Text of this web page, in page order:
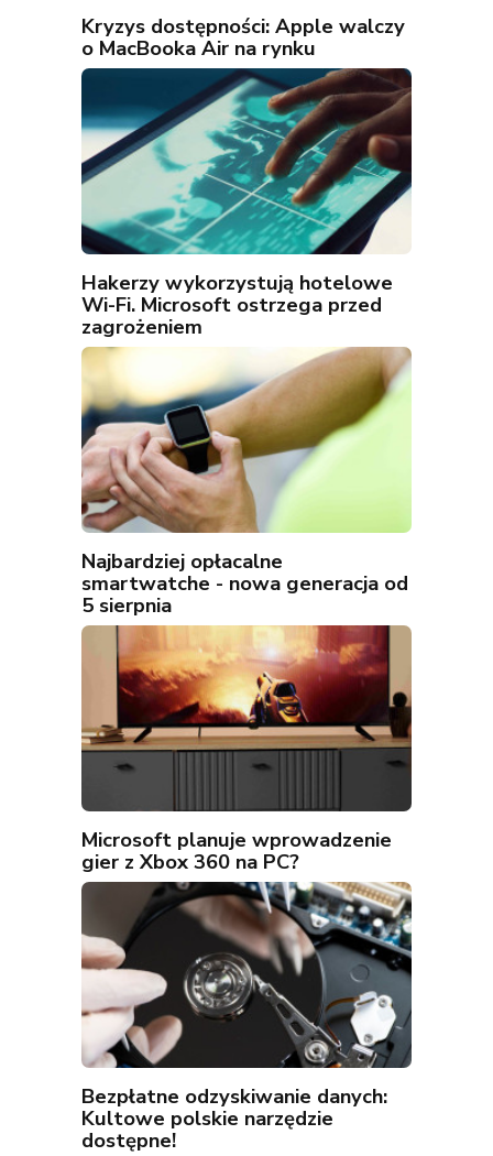
Kryzys dostępności: Apple walczy
o MacBooka Air na rynku
Hakerzy wykorzystują hotelowe
Wi-Fi. Microsoft ostrzega przed
zagrożeniem
Najbardziej opłacalne
smartwatche - nowa generacja od
5 sierpnia
Microsoft planuje wprowadzenie
gier z Xbox 360 na PC?
Bezpłatne odzyskiwanie danych:
Kultowe polskie narzędzie
dostępne!